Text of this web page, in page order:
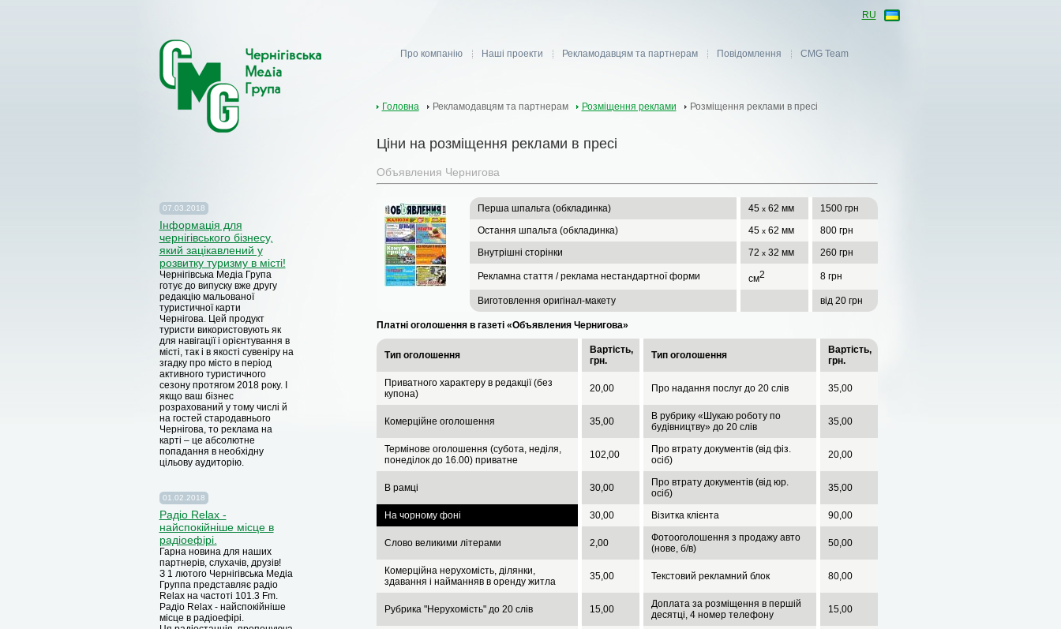
07.03.2018
Iнформація для
чернігівського бізнесу,
який зацікавлений у
розвитку туризму в місті!
Чернігівська Медіа Група
готує до випуску вже другу
редакцію мальованої
туристичної карти
Чернігова. Цей продукт
туристи використовують як
для навігації і орієнтування в
місті, так і в якості сувеніру на
згадку про місто в період
активного туристичного
сезону протягом 2018 року. I
якщо ваш бізнес
розрахований у тому числі й
на гостей стародавнього
Чернігова, то реклама на
карті – це абсолютне
попадання в необхідну
цільову аудиторію.
01.02.2018
Радіо Relax -
найспокійніше місце в
радіоефірі.
Гарна новина для наших
партнерів, слухачів, друзів!
З 1 лютого Чернігівська Медіа
Группа представляє радіо
Relax на частоті 101.3 Fm.
Радіо Relax - найспокійніше
місце в радіоефірі.
RU
Про компанію Наші проекти Рекламодавцям та партнерам Повідомлення CMG Team
Головна Рекламодавцям та партнерам Розміщення реклами Розміщення реклами в пресі
Ціни на розміщення реклами в пресі
Объявления Чернигова
Перша шпальта (обкладинка) 45 х 62 мм
1500 грн
Остання шпальта (обкладинка)
45 х62 мм
800 грн
Внутрішні сторінки
72 х32 мм 260 грн
Рекламна стаття / реклама нестандартної форми см2 8 грн
Виготовлення оригінал-макету від 20 грн
Платні оголошення в газеті «Объявления Чернигова»
Тип оголошення
Вартість,
грн.
Тип оголошення
Вартість,
грн.
Приватного характеру в редакції (без
купона)
20,00 Про надання послуг до 20 слів 35,00
Комерційне оголошення 35,00
В рубрику «Шукаю роботу по
будівництву» до 20 слів
35,00
Термінове оголошення (субота, неділя,
понеділок до 16.00) приватне
102,00
Про втрату документів (від фіз.
осіб)
20,00
В рамці 30,00
Про втрату документів (від юр.
осіб)
35,00
На чорному фоні 30,00 Візитка клієнта 90,00
Слово великими літерами 2,00
Фотооголошення з продажу авто
(нове, б/в)
50,00
Комерційна нерухомість, ділянки,
здавання і найманняв в оренду житла
35,00 Текстовий рекламний блок 80,00
Рубрика "Нерухомість" до 20 слів 15,00
Доплата за розміщення в першій
десятці, 4 номер телефону
15,00